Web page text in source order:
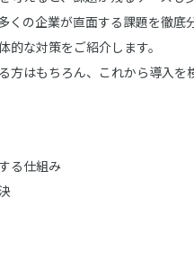
の企業が直面する課題を徹底
な対策をご紹介します。
はもちろん、これから導入を
る仕組み